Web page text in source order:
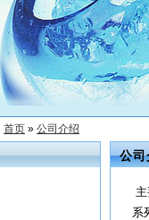
首页 » 公司介绍
公司
系